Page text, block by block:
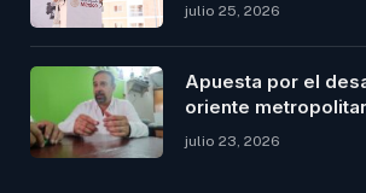
julio 25, 2026
Apuesta por el
oriente
julio 23, 2026